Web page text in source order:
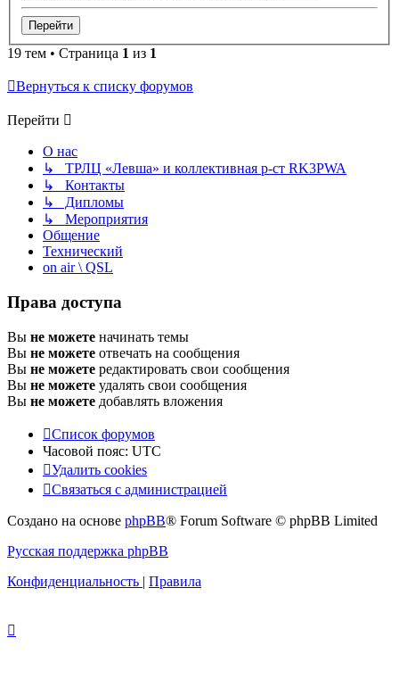
19 тем • Страница 1 из 1
Вернуться к списку форумов
Перейти
О нас
↳ ТРЛЦ «Левша» и коллективная р-ст RK3PWA
↳ Контакты
↳ Дипломы
↳ Мероприятия
Общение
Технический
on air \ QSL
Права доступа
Вы не можете начинать темы
Вы не можете отвечать на сообщения
Вы не можете редактировать свои сообщения
Вы не можете удалять свои сообщения
Вы не можете добавлять вложения
Список форумов
Часовой пояс: UTC
Удалить cookies
Связаться с администрацией
Создано на основе phpBB® Forum Software © phpBB Limited
Русская поддержка phpBB
Конфиденциальность | Правила